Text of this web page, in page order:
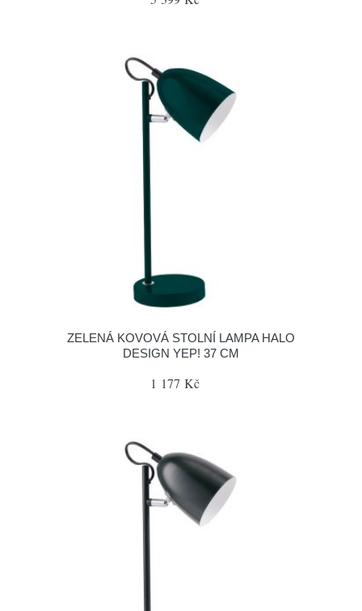
ZELENÁ KOVOVÁ STOLNÍ LAMPA HALO
DESIGN YEP! 37 CM
1 177 Kč